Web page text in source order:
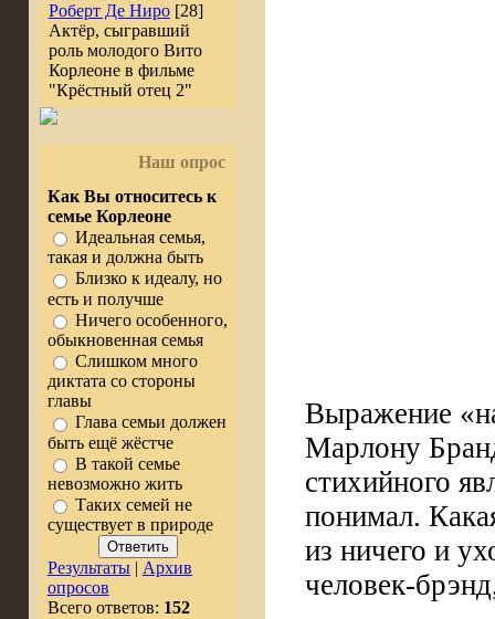
Роберт Де Ниро [28]
Актёр, сыгравший
роль молодого Вито
Корлеоне в фильме
"Крёстный отец 2"
Наш опрос
Как Вы относитесь к
семье Корлеоне
Идеальная семья,
такая и должна быть
Близко к идеалу, но
есть и получше
Ничего особенного,
обыкновенная семья
Слишком много
диктата со стороны
главы
Глава семьи должен
быть ещё жёстче
В такой семье
невозможно жить
Таких семей не
существует в природе
Результаты| Архив
опросов
Всего ответов: 152
Выражение
Марлону
стихийного
понимал.
из ничего и
человек-